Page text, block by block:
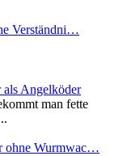
Verständni…
als Angelköder
man fette
ohne Wurmwac…